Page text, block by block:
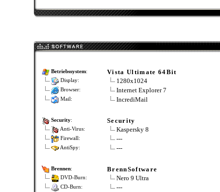
Betriebssystem: Vista Ultimate 64Bit
Display: 1280x1024
Browser: Internet Explorer 7
Mail: IncrediMail
Security: Security
Anti-Virus: Kaspersky 8
Firewall: ---
AntiSpy: ---
Brennen: BrennSoftware
DVD-Burn: Nero 9 Ultra
CD-Burn: ---